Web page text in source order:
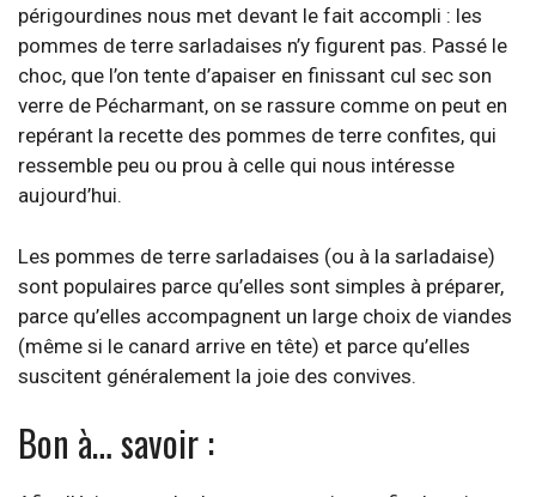
périgourdines nous met devant le fait accompli : les
pommes de terre sarladaises n’y figurent pas. Passé le
choc, que l’on tente d’apaiser en finissant cul sec son
verre de Pécharmant, on se rassure comme on peut en
repérant la recette des pommes de terre confites, qui
ressemble peu ou prou à celle qui nous intéresse
aujourd’hui.
Les pommes de terre sarladaises (ou à la sarladaise)
sont populaires parce qu’elles sont simples à préparer,
parce qu’elles accompagnent un large choix de viandes
(même si le canard arrive en tête) et parce qu’elles
suscitent généralement la joie des convives.
Bon à… savoir :